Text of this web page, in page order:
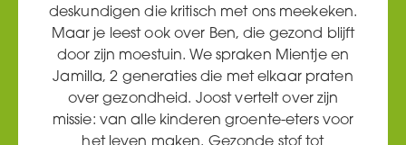
deskundigen die kritisch met ons meekeken.
Maar je leest ook over Ben, die gezond blijft
door zijn moestuin. We spraken Mientje en
Jamilla, 2 generaties die met elkaar praten
over gezondheid. Joost vertelt over zijn
missie: van alle kinderen groente-eters voor